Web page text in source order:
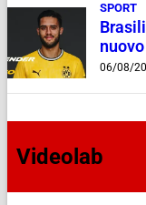
SPORT
06/08/
Videolab